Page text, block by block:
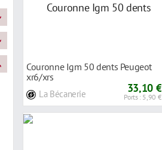
Couronne Igm 50 dents Peugeot
xr6/xrs
La Bécanerie 33,10 €
Ports : 5,90 €